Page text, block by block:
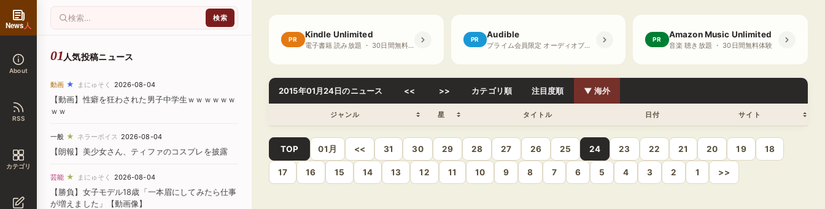
News人
About
RSS
カテゴリ
人気投稿ニュース
動画 ★ まにゅそく 2026-08-04
【動画】性癖を狂わされた男子中学生ｗｗｗｗｗｗ
ｗｗ
一般 ★ ネラーボイス 2026-08-04
【朗報】美少女さん、ティファのコスプレを披露
芸能 ★ まにゅそく 2026-08-04
【勝負】女子モデル18歳「一本眉にしてみたら仕事
が増えました」【動画像】
PR Kindle Unlimited
電子書籍 読み放題 ・ 30日間無料体験
PR Audible
プライム会員限定 オーディオブック ・ 30日間無料体験
PR Amazon Music Unlimited
音楽 聴き放題 ・ 30日間無料体験
2015年01月24日のニュース << >> カテゴリ順 注目度順 ▼ 海外
ジャンル 星 タイトル 日付 サイト
TOP 01月 << 31 30 29 28 27 26 25 24 23 22 21 20 19 18
17 16 15 14 13 12 11 10 9 8 7 6 5 4 3 2 1 >>